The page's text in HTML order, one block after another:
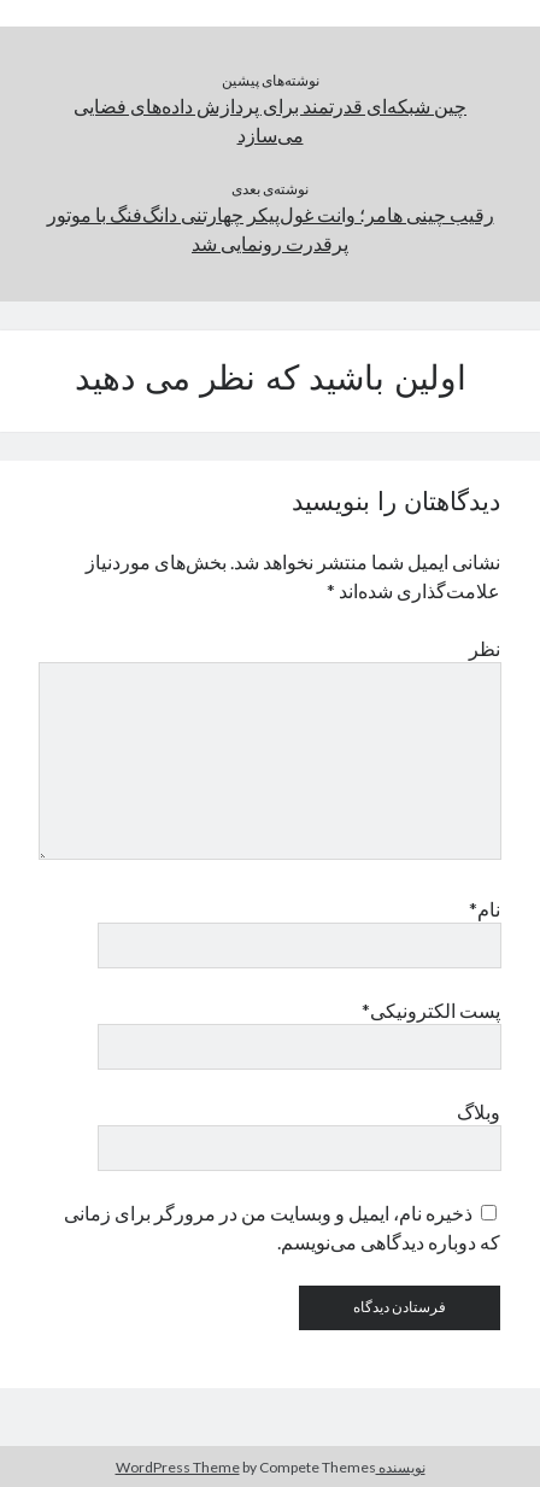
نوشته‌های پیشین
چین شبکه‌ای قدرتمند برای پردازش داده‌های فضایی
می‌سازد
نوشته‌ی بعدی
رقیب چینی هامر؛ وانت غول‌پیکر چهارتنی دانگ‌فنگ با موتور
پرقدرت رونمایی شد
اولین باشید که نظر می دهید
دیدگاهتان را بنویسید
نشانی ایمیل شما منتشر نخواهد شد. بخش‌های موردنیاز
علامت‌گذاری شده‌اند *
نظر
نام*
پست الکترونیکی*
وبلاگ
ذخیره نام، ایمیل و وبسایت من در مرورگر برای زمانی
که دوباره دیدگاهی می‌نویسم.
نویسنده WordPress Theme by Compete Themes